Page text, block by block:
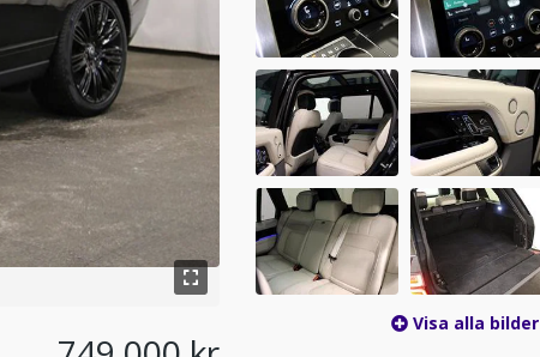
Visa alla bilder